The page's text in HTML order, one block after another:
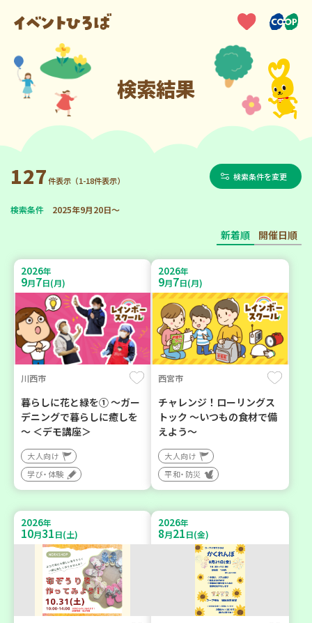
検索結果
127件表示（1-18件表示） 検索条件を変更
検索条件 2025年9月20日～
新着順 開催日順
2026年
9月7日(月)
川西市
暮らしに花と緑を① ～ガー
デニングで暮らしに癒しを
～ ＜デモ講座＞
大人向け
学び・体験
2026年
9月7日(月)
西宮市
チャレンジ！ローリングス
トック ～いつもの食材で備
えよう～
大人向け
平和・防災
2026年
10月31日(土)
2026年
8月21日(金)